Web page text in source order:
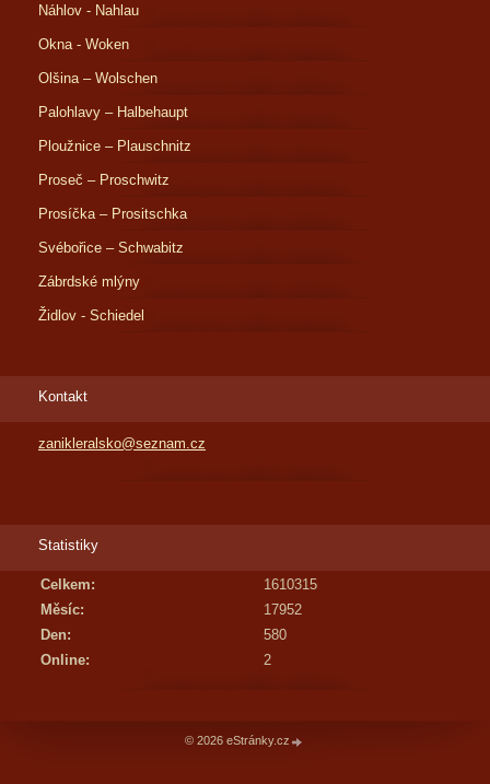
Náhlov - Nahlau
Okna - Woken
Olšina – Wolschen
Palohlavy – Halbehaupt
Ploužnice – Plauschnitz
Proseč – Proschwitz
Prosíčka – Prositschka
Svébořice – Schwabitz
Zábrdské mlýny
Židlov - Schiedel
Kontakt
zanikleralsko@seznam.cz
Statistiky
Online: 2
Celkem:
1610315
Měsíc:
17952
Den:
580
© 2026 eStránky.cz